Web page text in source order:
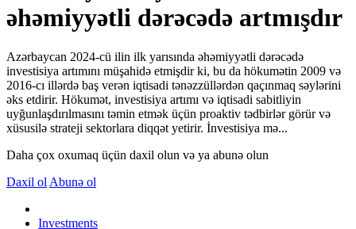
əhəmiyyətli dərəcədə artmışdır
Azərbaycan 2024-cü ilin ilk yarısında əhəmiyyətli dərəcədə
investisiya artımını müşahidə etmişdir ki, bu da hökumətin 2009 və
2016-cı illərdə baş verən iqtisadi tənəzzüllərdən qaçınmaq səylərini
əks etdirir. Hökumət, investisiya artımı və iqtisadi sabitliyin
uyğunlaşdırılmasını təmin etmək üçün proaktiv tədbirlər görür və
xüsusilə strateji sektorlara diqqət yetirir. İnvestisiya mə...
Daha çox oxumaq üçün daxil olun və ya abunə olun
Daxil ol Abunə ol
Investments